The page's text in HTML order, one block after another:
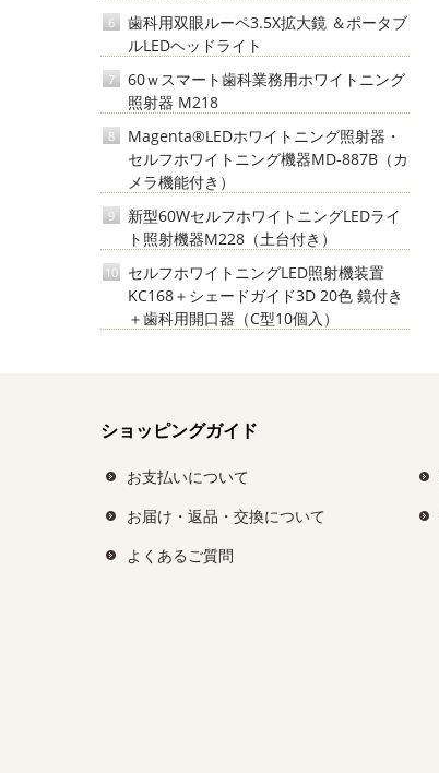
歯科用双眼ルーペ3.5X拡大鏡 ＆ポータブ
ルLEDヘッドライト
6
60ｗスマート歯科業務用ホワイトニング
照射器 M218
7
Magenta®LEDホワイトニング照射器・
セルフホワイトニング機器MD-887B（カ
メラ機能付き）
8
新型60WセルフホワイトニングLEDライ
ト照射機器M228（土台付き）
9
セルフホワイトニングLED照射機装置
KC168＋シェードガイド3D 20色 鏡付き
＋歯科用開口器（C型10個入）
10
ショッピングガイド
お支払いについて
お届け・返品・交換について
よくあるご質問